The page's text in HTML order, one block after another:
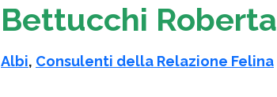
Bettucchi Roberta
Albi, Consulenti della Relazione Felina